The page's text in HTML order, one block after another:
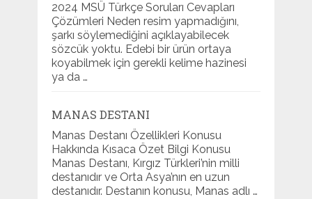
2024 MSÜ Türkçe Soruları Cevapları
Çözümleri Neden resim yapmadığını,
şarkı söylemediğini açıklayabilecek
sözcük yoktu. Edebi bir ürün ortaya
koyabilmek için gerekli kelime hazinesi
ya da …
MANAS DESTANI
Manas Destanı Özellikleri Konusu
Hakkında Kısaca Özet Bilgi Konusu
Manas Destanı, Kırgız Türkleri’nin milli
destanıdır ve Orta Asya’nın en uzun
destanıdır. Destanın konusu, Manas adlı …